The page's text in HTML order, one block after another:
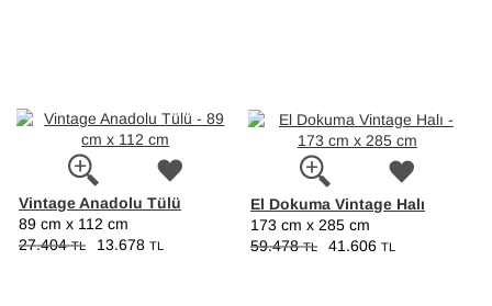
Vintage Anadolu Tülü
89 cm x 112 cm
27.404TL 13.678 TL
El Dokuma Vintage Halı
173 cm x 285 cm
59.478TL 41.606 TL